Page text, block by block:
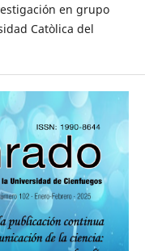
en grupo
Catòlica del